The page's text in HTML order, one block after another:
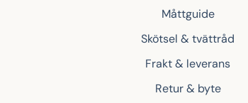
Måttguide
Skötsel & tvättråd
Frakt & leverans
Retur & byte